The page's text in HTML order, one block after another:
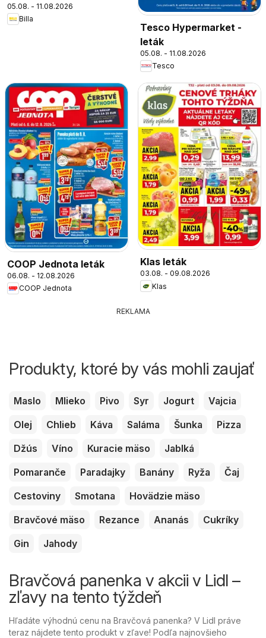
05.08. - 11.08.2026
Billa
Tesco Hypermarket -
leták
05.08. - 11.08.2026
Tesco
COOP Jednota leták
06.08. - 12.08.2026
COOP Jednota
Klas leták
03.08. - 09.08.2026
Klas
REKLAMA
Produkty, ktoré by vás mohli zaujať
Maslo Mlieko Pivo Syr Jogurt
Vajcia
Olej
Chlieb Káva Saláma Šunka
Pizza
Džús
Víno Kuracie mäso
Jablká
Pomaranče
Paradajky Banány Ryža
Čaj
Cestoviny
Smotana
Hovädzie mäso
Bravčové mäso
Rezance Ananás
Cukríky
Gin
Jahody
Bravčová panenka v akcii v Lidl –
zľavy na tento týždeň
Hľadáte výhodnú cenu na Bravčová panenka? V Lidl práve
teraz nájdete tento produkt v zľave! Podľa najnovšieho